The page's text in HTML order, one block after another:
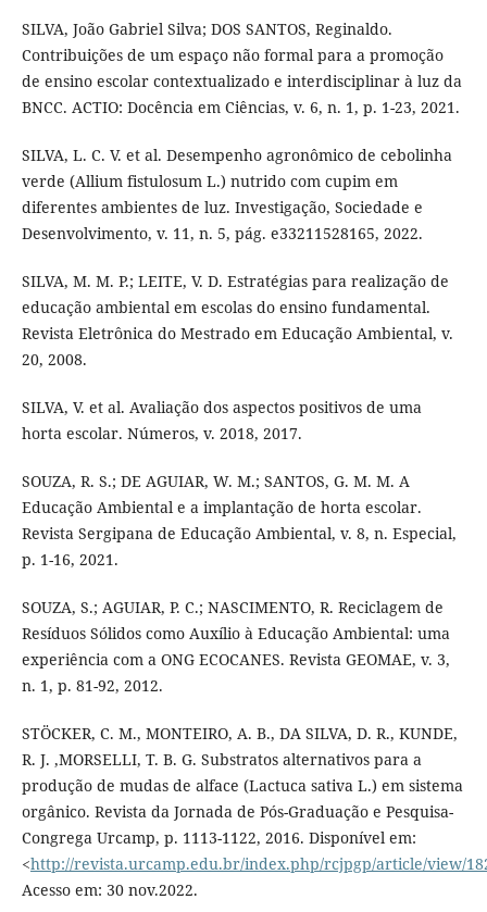
SILVA, João Gabriel Silva; DOS SANTOS, Reginaldo.
Contribuições de um espaço não formal para a promoção
de ensino escolar contextualizado e interdisciplinar à luz da
BNCC. ACTIO: Docência em Ciências, v. 6, n. 1, p. 1-23, 2021.
SILVA, L. C. V. et al. Desempenho agronômico de cebolinha
verde (Allium fistulosum L.) nutrido com cupim em
diferentes ambientes de luz. Investigação, Sociedade e
Desenvolvimento, v. 11, n. 5, pág. e33211528165, 2022.
SILVA, M. M. P.; LEITE, V. D. Estratégias para realização de
educação ambiental em escolas do ensino fundamental.
Revista Eletrônica do Mestrado em Educação Ambiental, v.
20, 2008.
SILVA, V. et al. Avaliação dos aspectos positivos de uma
horta escolar. Números, v. 2018, 2017.
SOUZA, R. S.; DE AGUIAR, W. M.; SANTOS, G. M. M. A
Educação Ambiental e a implantação de horta escolar.
Revista Sergipana de Educação Ambiental, v. 8, n. Especial,
p. 1-16, 2021.
SOUZA, S.; AGUIAR, P. C.; NASCIMENTO, R. Reciclagem de
Resíduos Sólidos como Auxílio à Educação Ambiental: uma
experiência com a ONG ECOCANES. Revista GEOMAE, v. 3,
n. 1, p. 81-92, 2012.
STÖCKER, C. M., MONTEIRO, A. B., DA SILVA, D. R., KUNDE,
R. J. ,MORSELLI, T. B. G. Substratos alternativos para a
produção de mudas de alface (Lactuca sativa L.) em sistema
orgânico. Revista da Jornada de Pós-Graduação e Pesquisa-
Congrega Urcamp, p. 1113-1122, 2016. Disponível em:
<http://revista.urcamp.edu.br/index.php/rcjpgp/article/view/
Acesso em: 30 nov.2022.